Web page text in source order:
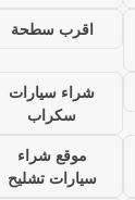
اقرب سطحة
شراء سيارات
سكراب
موقع شراء
سيارات تشليح